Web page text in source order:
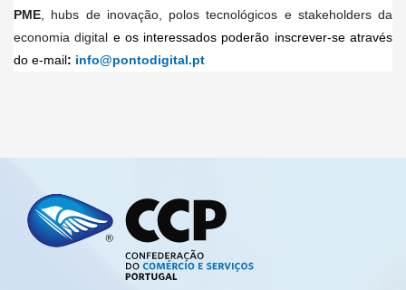
PME , hubs de inovação, polos tecnológicos e stakeholders da
economia digital e os interessados poderão inscrever-se através
do e-mail: info@pontodigital.pt